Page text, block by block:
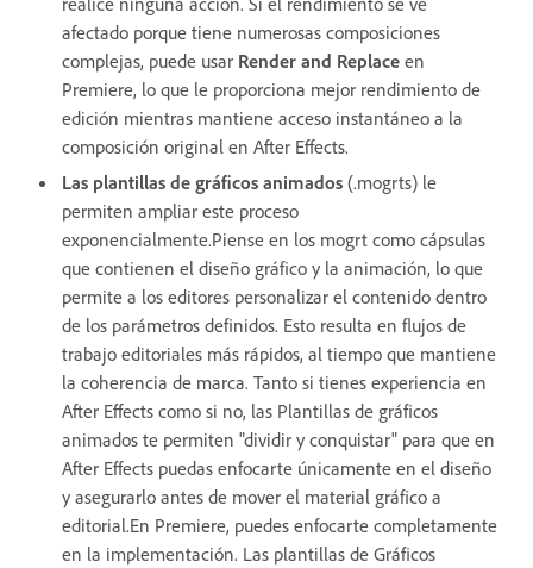
afectado porque tiene numerosas composiciones
complejas, puede usar Render and Replace en
Premiere, lo que le proporciona mejor rendimiento de
edición mientras mantiene acceso instantáneo a la
composición original en After Effects.
Las plantillas de gráficos animados (.mogrts) le
permiten ampliar este proceso
exponencialmente.Piense en los mogrt como cápsulas
que contienen el diseño gráfico y la animación, lo que
permite a los editores personalizar el contenido dentro
de los parámetros definidos. Esto resulta en flujos de
trabajo editoriales más rápidos, al tiempo que mantiene
la coherencia de marca. Tanto si tienes experiencia en
After Effects como si no, las Plantillas de gráficos
animados te permiten "dividir y conquistar" para que en
After Effects puedas enfocarte únicamente en el diseño
y asegurarlo antes de mover el material gráfico a
editorial.En Premiere, puedes enfocarte completamente
en la implementación. Las plantillas de Gráficos